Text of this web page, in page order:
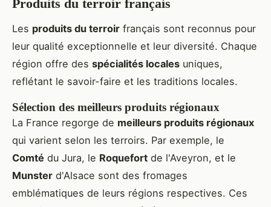
Produits du terroir français
Les produits du terroir français sont reconnus pour
leur qualité exceptionnelle et leur diversité. Chaque
région offre des spécialités locales uniques,
reflétant le savoir-faire et les traditions locales.
Sélection des meilleurs produits régionaux
La France regorge de meilleurs produits régionaux
qui varient selon les terroirs. Par exemple, le
Comté du Jura, le Roquefort de l'Aveyron, et le
Munster d'Alsace sont des fromages
emblématiques de leurs régions respectives. Ces